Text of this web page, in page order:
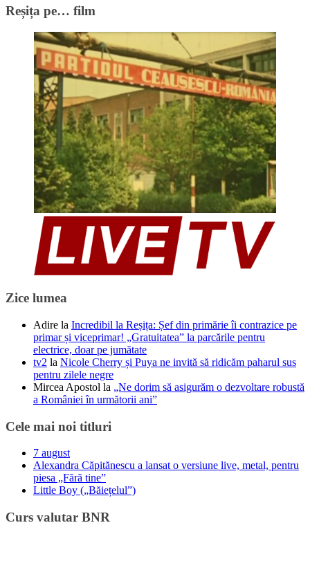
Reșița pe… film
Zice lumea
Adire la Incredibil la Reșița: Șef din primărie îi contrazice pe
primar și viceprimar! „Gratuitatea” la parcările pentru
electrice, doar pe jumătate
tv2 la Nicole Cherry și Puya ne invită să ridicăm paharul sus
pentru zilele negre
Mircea Apostol la „Ne dorim să asigurăm o dezvoltare robustă
a României în următorii ani”
Cele mai noi titluri
7 august
Alexandra Căpitănescu a lansat o versiune live, metal, pentru
piesa „Fără tine”
Little Boy („Băiețelul”)
Curs valutar BNR